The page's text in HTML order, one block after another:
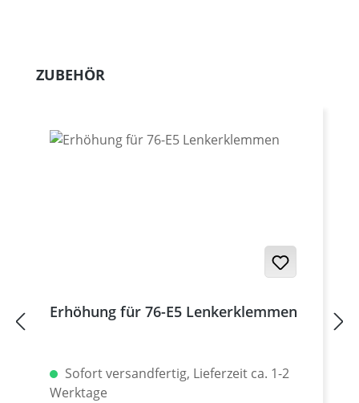
Produktgalerie überspringen
ZUBEHÖR
Erhöhung für 76-E5 Lenkerklemmen
Sofort versandfertig, Lieferzeit ca. 1-2
Werktage